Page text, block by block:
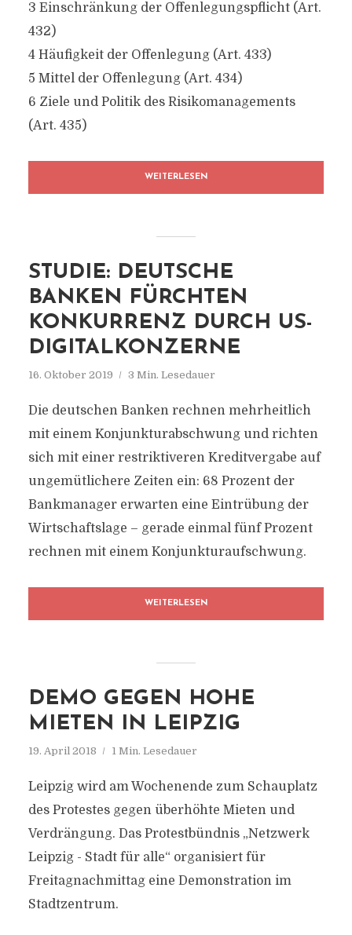
3 Einschränkung der Offenlegungspflicht (Art.
432)
4 Häufigkeit der Offenlegung (Art. 433)
5 Mittel der Offenlegung (Art. 434)
6 Ziele und Politik des Risikomanagements
(Art. 435)
WEITERLESEN
STUDIE: DEUTSCHE
BANKEN FÜRCHTEN
KONKURRENZ DURCH US-
DIGITALKONZERNE
16. Oktober 2019 3 Min. Lesedauer
Die deutschen Banken rechnen mehrheitlich
mit einem Konjunkturabschwung und richten
sich mit einer restriktiveren Kreditvergabe auf
ungemütlichere Zeiten ein: 68 Prozent der
Bankmanager erwarten eine Eintrübung der
Wirtschaftslage – gerade einmal fünf Prozent
rechnen mit einem Konjunkturaufschwung.
WEITERLESEN
DEMO GEGEN HOHE
MIETEN IN LEIPZIG
19. April 2018 1 Min. Lesedauer
Leipzig wird am Wochenende zum Schauplatz
des Protestes gegen überhöhte Mieten und
Verdrängung. Das Protestbündnis „Netzwerk
Leipzig - Stadt für alle“ organisiert für
Freitagnachmittag eine Demonstration im
Stadtzentrum.